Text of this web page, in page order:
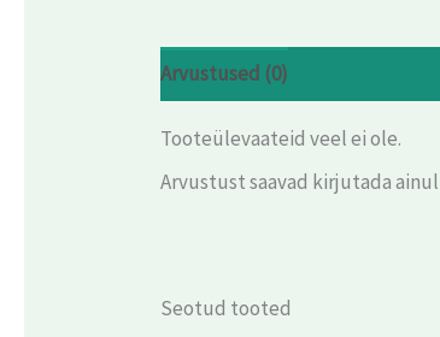
Arvustused (0)
Tooteülevaateid veel ei ole.
Arvustust saavad kirjutada
Seotud tooted